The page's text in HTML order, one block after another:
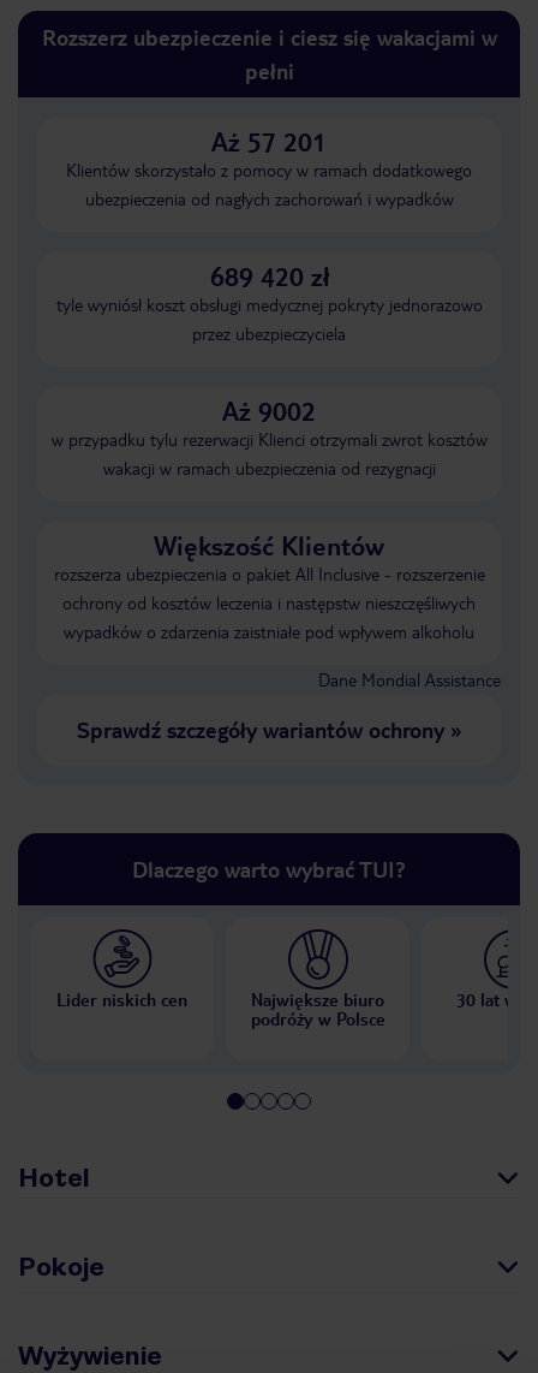
Rozszerz ubezpieczenie i ciesz się wakacjami w
pełni
Aż 57 201
Klientów skorzystało z pomocy w ramach dodatkowego
ubezpieczenia od nagłych zachorowań i wypadków
689 420 zł
tyle wyniósł koszt obsługi medycznej pokryty jednorazowo
przez ubezpieczyciela
Aż 9002
w przypadku tylu rezerwacji Klienci otrzymali zwrot kosztów
wakacji w ramach ubezpieczenia od rezygnacji
Większość Klientów
rozszerza ubezpieczenia o pakiet All Inclusive - rozszerzenie
ochrony od kosztów leczenia i następstw nieszczęśliwych
wypadków o zdarzenia zaistniałe pod wpływem alkoholu
Dane Mondial Assistance
Sprawdź szczegóły wariantów ochrony»
Dlaczego warto wybrać TUI?
Lider niskich cen
Największe biuro
podróży w Polsce
30 lat w
Hotel
Pokoje
Wyżywienie